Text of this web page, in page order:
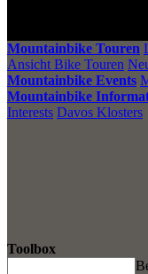
Mountainbike Touren
Ansicht Bike Touren
Mountainbike Events
Mountainbike
Interests Davos Klosters
Toolbox